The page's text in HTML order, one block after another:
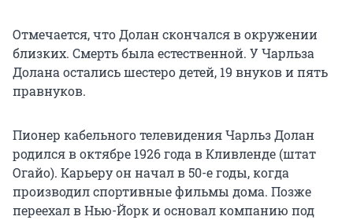
Отмечается, что Долан скончался в окружении
близких. Смерть была естественной. У Чарльза
Долана остались шестеро детей, 19 внуков и пять
правнуков.
Пионер кабельного телевидения Чарльз Долан
родился в октябре 1926 года в Кливленде (штат
Огайо). Карьеру он начал в 50-е годы, когда
производил спортивные фильмы дома. Позже
переехал в Нью-Йорк и основал компанию под